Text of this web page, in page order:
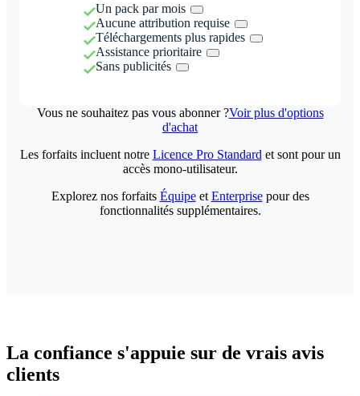
Un pack par mois
Aucune attribution requise
Téléchargements plus rapides
Assistance prioritaire
Sans publicités
Vous ne souhaitez pas vous abonner ?Voir plus d'options
d'achat
Les forfaits incluent notre Licence Pro Standard et sont pour un
accès mono-utilisateur.
Explorez nos forfaits Équipeet Enterprisepour des
fonctionnalités supplémentaires.
La confiance s'appuie sur de vrais avis
clients